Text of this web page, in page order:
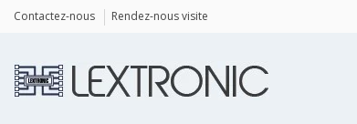
Contactez-nous Rendez-nous visite
Panneau de gestion des cookies